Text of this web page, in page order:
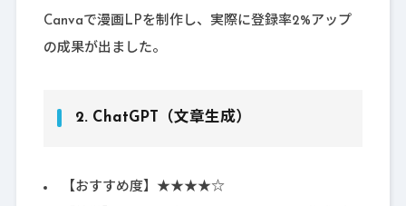
Canvaで漫画LPを制作し、実際に登録率2%アップ
の成果が出ました。
2. ChatGPT（文章生成）
【おすすめ度】★★★★☆